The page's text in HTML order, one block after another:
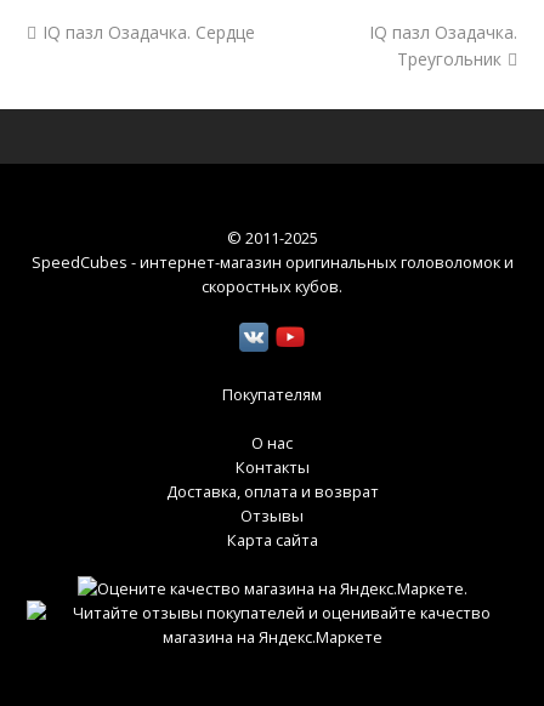
IQ пазл Озадачка. Сердце
IQ пазл Озадачка.
Треугольник
© 2011-2025
SpeedCubes - интернет-магазин оригинальных головоломок и
скоростных кубов.
Покупателям
О нас
Контакты
Доставка, оплата и возврат
Отзывы
Карта сайта